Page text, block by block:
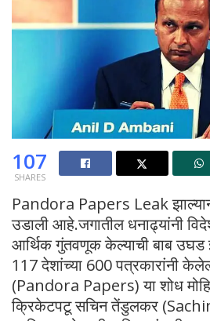
107
SHARES
Pandora Papers Leak
उडाली आहे.जगातील धनाढ्यांनी
आर्थिक गुंतवणूक केल्याची बाब
117 देशांच्या 600 पत्रकारांनी
(Pandora Papers) या शोध
क्रिकेटपटू सचिन तेंडुलकर